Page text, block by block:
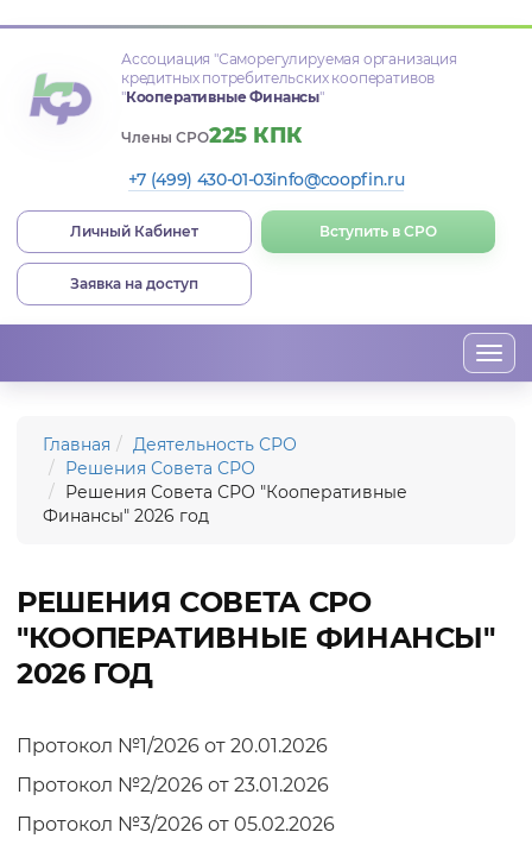
Ассоциация "Саморегулируемая организация
кредитных потребительских кооперативов
"Кооперативные Финансы"
Члены СРО225 КПК
+7 (499) 430-01-03info@coopfin.ru
Личный Кабинет Вступить в СРО
Заявка на доступ
Главная
Деятельность СРО
Решения Совета СРО
Решения Совета СРО "Кооперативные
Финансы" 2026 год
РЕШЕНИЯ СОВЕТА СРО
"КООПЕРАТИВНЫЕ ФИНАНСЫ"
2026 ГОД
Протокол №1/2026 от 20.01.2026
Протокол №2/2026 от 23.01.2026
Протокол №3/2026 от 05.02.2026